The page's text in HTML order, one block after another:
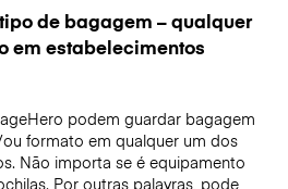
de bagagem – qualquer
em estabelecimentos
podem guardar bagagem
formato em qualquer um dos
Não importa se é equipamento
Por outras palavras, pode